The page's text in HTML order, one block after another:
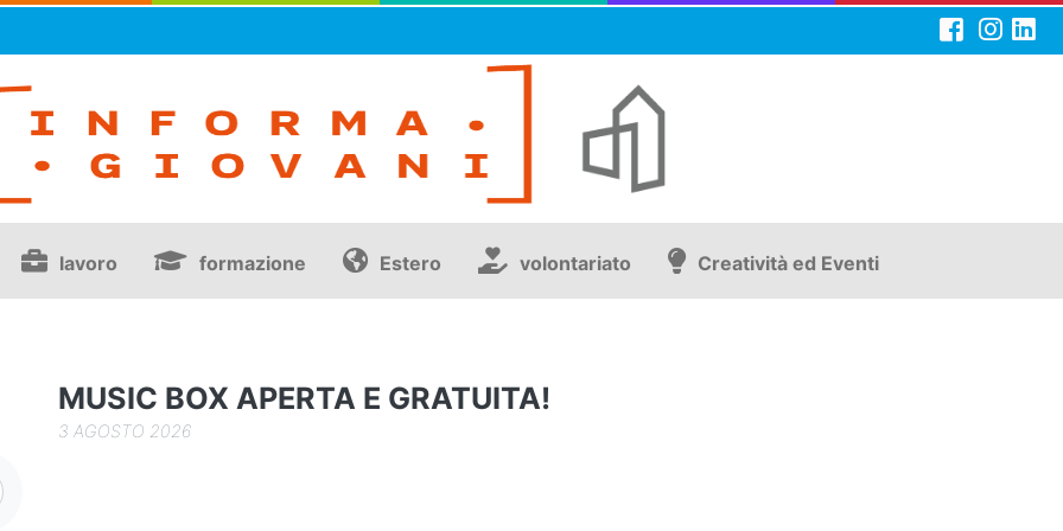
lavoro formazione Estero volontariato Creatività ed Eventi
MUSIC BOX APERTA E GRATUITA!
3 AGOSTO 2026